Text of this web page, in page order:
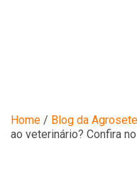
Blog
Home / Blog da Agrosete
ao veterinário? Confira